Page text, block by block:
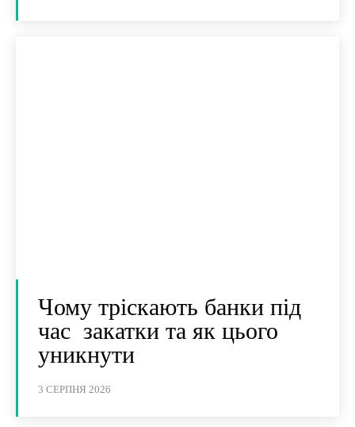
Чому тріскають банки під
час закатки та як цього
уникнути
3 СЕРПНЯ 2026